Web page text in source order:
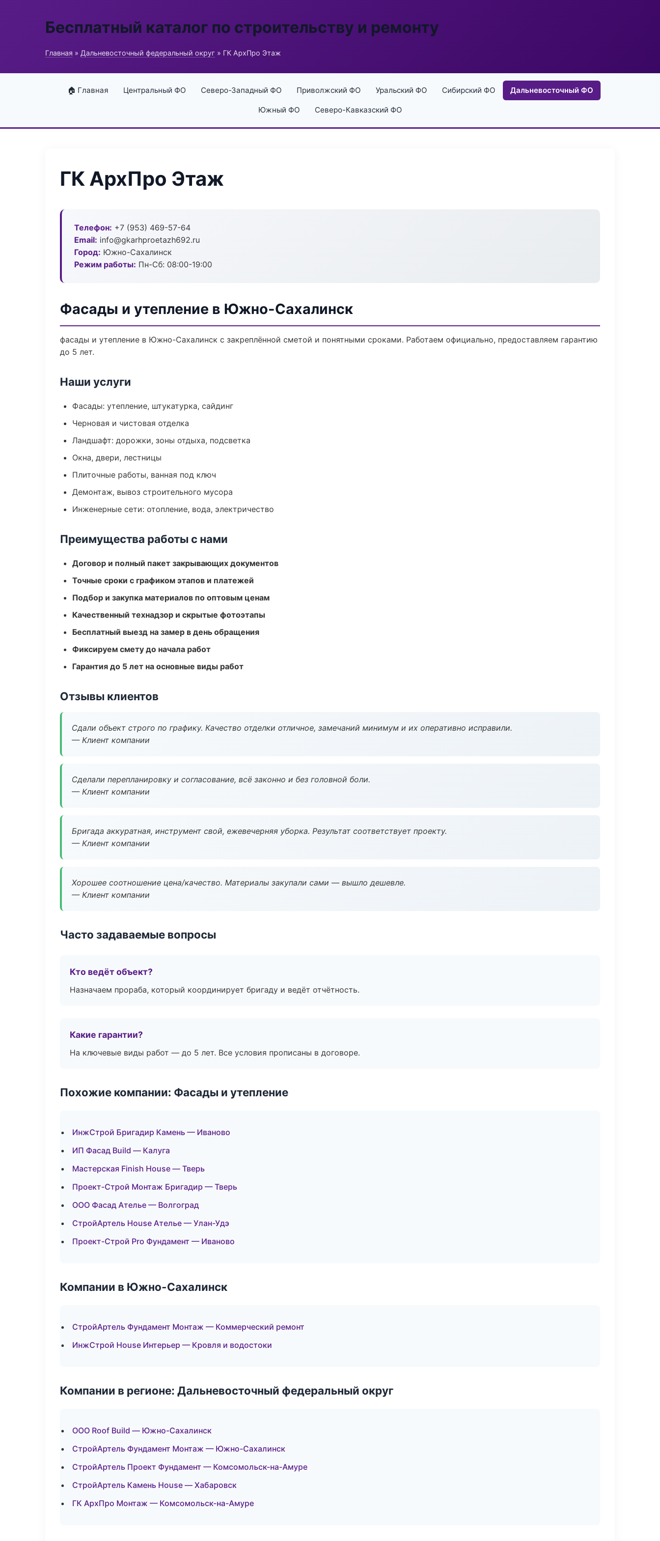
Бесплатный каталог по строительству и ремонту
Главная » Дальневосточный федеральный округ » ГК АрхПро Этаж
🏠 Главная Центральный ФО Северо-Западный ФО Приволжский ФО Уральский ФО Сибирский ФО Дальневосточный ФО
Южный ФО Северо-Кавказский ФО
ГК АрхПро Этаж
Телефон: +7 (953) 469-57-64
Email: info@gkarhproetazh692.ru
Город: Южно-Сахалинск
Режим работы: Пн-Сб: 08:00-19:00
Фасады и утепление в Южно-Сахалинск
фасады и утепление в Южно-Сахалинск с закреплённой сметой и понятными сроками. Работаем официально, предоставляем гарантию
до 5 лет.
Наши услуги
Фасады: утепление, штукатурка, сайдинг
Черновая и чистовая отделка
Ландшафт: дорожки, зоны отдыха, подсветка
Окна, двери, лестницы
Плиточные работы, ванная под ключ
Демонтаж, вывоз строительного мусора
Инженерные сети: отопление, вода, электричество
Преимущества работы с нами
Договор и полный пакет закрывающих документов
Точные сроки с графиком этапов и платежей
Подбор и закупка материалов по оптовым ценам
Качественный технадзор и скрытые фотоэтапы
Бесплатный выезд на замер в день обращения
Фиксируем смету до начала работ
Гарантия до 5 лет на основные виды работ
Отзывы клиентов
Сдали объект строго по графику. Качество отделки отличное, замечаний минимум и их оперативно исправили.
— Клиент компании
Сделали перепланировку и согласование, всё законно и без головной боли.
— Клиент компании
Бригада аккуратная, инструмент свой, ежевечерняя уборка. Результат соответствует проекту.
— Клиент компании
Хорошее соотношение цена/качество. Материалы закупали сами — вышло дешевле.
— Клиент компании
Часто задаваемые вопросы
Кто ведёт объект?
Назначаем прораба, который координирует бригаду и ведёт отчётность.
Какие гарантии?
На ключевые виды работ — до 5 лет. Все условия прописаны в договоре.
Похожие компании: Фасады и утепление
ИнжСтрой Бригадир Камень — Иваново
ИП Фасад Build — Калуга
Мастерская Finish House — Тверь
Проект-Строй Монтаж Бригадир — Тверь
ООО Фасад Ателье — Волгоград
СтройАртель House Ателье — Улан-Удэ
Проект-Строй Pro Фундамент — Иваново
Компании в Южно-Сахалинск
СтройАртель Фундамент Монтаж — Коммерческий ремонт
ИнжСтрой House Интерьер — Кровля и водостоки
Компании в регионе: Дальневосточный федеральный округ
ООО Roof Build — Южно-Сахалинск
СтройАртель Фундамент Монтаж — Южно-Сахалинск
СтройАртель Проект Фундамент — Комсомольск-на-Амуре
СтройАртель Камень House — Хабаровск
ГК АрхПро Монтаж — Комсомольск-на-Амуре